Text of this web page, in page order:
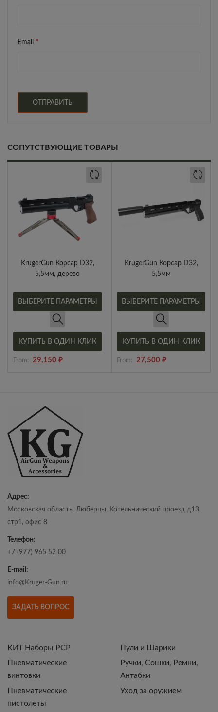
Email *
СОПУТСТВУЮЩИЕ ТОВАРЫ
KrugerGun Корсар D32,
5,5мм, дерево
ВЫБЕРИТЕ ПАРАМЕТРЫ
КУПИТЬ В ОДИН КЛИК
From: 29,150 ₽
KrugerGun Корсар D32,
5,5мм
ВЫБЕРИТЕ ПАРАМЕТРЫ
КУПИТЬ В ОДИН КЛИК
From: 27,500 ₽
Адрес:
Московская область, Люберцы, Котельнический проезд д13,
стр1, офис 8
Телефон:
+7 (977) 965 52 00
E-mail:
info@Kruger-Gun.ru
ЗАДАТЬ ВОПРОС
КИТ Наборы РСР
Пневматические
винтовки
Пневматические
пистолеты
Пули и Шарики
Ручки, Сошки, Ремни,
Антабки
Уход за оружием